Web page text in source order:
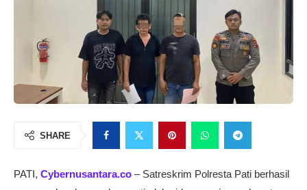
SHARE
PATI, Cybernusantara.co – Satreskrim Polresta Pati berhasil